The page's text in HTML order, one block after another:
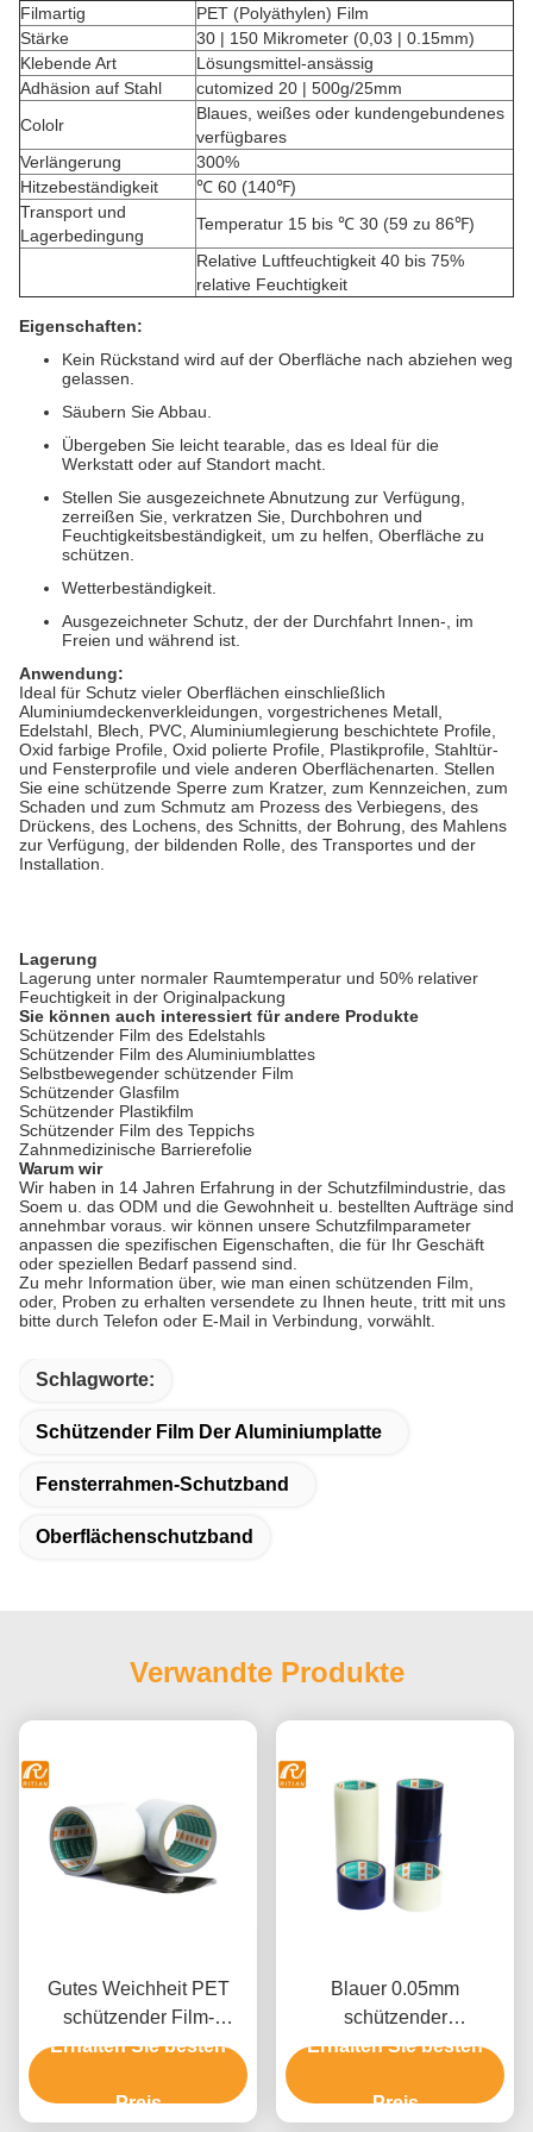
Filmartig
PET (Polyäthylen) Film
Stärke
30 | 150 Mikrometer (0,03 | 0.15mm)
Klebende Art
Lösungsmittel-ansässig
Adhäsion auf Stahl
cutomized 20 | 500g/25mm
Cololr
Blaues, weißes oder kundengebundenes
verfügbares
Verlängerung
300%
Hitzebeständigkeit
℃ 60 (140℉)
Transport und
Lagerbedingung
Temperatur 15 bis ℃ 30 (59 zu 86℉)
Relative Luftfeuchtigkeit 40 bis 75%
relative Feuchtigkeit
Eigenschaften:
Kein Rückstand wird auf der Oberfläche nach abziehen weg
gelassen.
Säubern Sie Abbau.
Übergeben Sie leicht tearable, das es Ideal für die
Werkstatt oder auf Standort macht.
Stellen Sie ausgezeichnete Abnutzung zur Verfügung,
zerreißen Sie, verkratzen Sie, Durchbohren und
Feuchtigkeitsbeständigkeit, um zu helfen, Oberfläche zu
schützen.
Wetterbeständigkeit.
Ausgezeichneter Schutz, der der Durchfahrt Innen-, im
Freien und während ist.
Anwendung:
Ideal für Schutz vieler Oberflächen einschließlich
Aluminiumdeckenverkleidungen, vorgestrichenes Metall,
Edelstahl, Blech, PVC, Aluminiumlegierung beschichtete Profile,
Oxid farbige Profile, Oxid polierte Profile, Plastikprofile, Stahltür-
und Fensterprofile und viele anderen Oberflächenarten. Stellen
Sie eine schützende Sperre zum Kratzer, zum Kennzeichen, zum
Schaden und zum Schmutz am Prozess des Verbiegens, des
Drückens, des Lochens, des Schnitts, der Bohrung, des Mahlens
zur Verfügung, der bildenden Rolle, des Transportes und der
Installation.
Lagerung
Lagerung unter normaler Raumtemperatur und 50% relativer
Feuchtigkeit in der Originalpackung
Sie können auch interessiert für andere Produkte
Schützender Film des Edelstahls
Schützender Film des Aluminiumblattes
Selbstbewegender schützender Film
Schützender Glasfilm
Schützender Plastikfilm
Schützender Film des Teppichs
Zahnmedizinische Barrierefolie
Warum wir
Wir haben in 14 Jahren Erfahrung in der Schutzfilmindustrie, das
Soem u. das ODM und die Gewohnheit u. bestellten Aufträge sind
annehmbar voraus. wir können unsere Schutzfilmparameter
anpassen die spezifischen Eigenschaften, die für Ihr Geschäft
oder speziellen Bedarf passend sind.
Zu mehr Information über, wie man einen schützenden Film,
oder, Proben zu erhalten versendete zu Ihnen heute, tritt mit uns
bitte durch Telefon oder E-Mail in Verbindung, vorwählt.
Schlagworte:
Schützender Film Der Aluminiumplatte
Fensterrahmen-Schutzband
Oberflächenschutzband
Verwandte Produkte
Gutes Weichheit PET
schützender Film-
Schwarzweiss-
Erhalten Sie besten
Preis
Blauer 0.05mm
schützender
Aluminiumfilm für
Erhalten Sie besten
Preis